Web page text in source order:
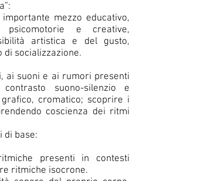
mezzo educativo,
psicomotorie e creative,
artistica e del gusto,
di socializzazione.
ai suoni e ai rumori presenti
suono-silenzio e
cromatico; scoprire i
coscienza dei ritmi
di base:
presenti in contesti
ritmiche isocrone.